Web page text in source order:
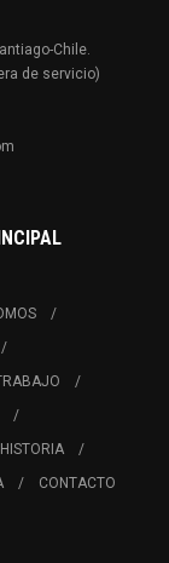
Chile.
de servicio)
CONTACTO